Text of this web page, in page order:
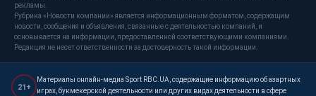
рекламы.
Рубрика «Новости компании» является информационным форматом, содержащим
новости, сообщения и объявления, связанные с деятельностью компаний, и
основывается на информации, предоставленной соответствующими компаниями.
Редакция не несет ответственности за достоверность такой информации.
21+
Материалы онлайн-медиа Sport RBC.UA, содержащие информацию об азартных
играх, букмекерской деятельности или других видах деятельности в сфере